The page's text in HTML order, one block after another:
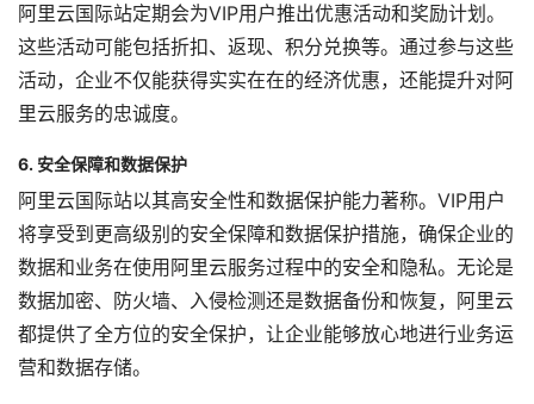
阿里云国际站定期会为VIP用户推出优惠活动和奖励计划。
这些活动可能包括折扣、返现、积分兑换等。通过参与这些
活动，企业不仅能获得实实在在的经济优惠，还能提升对阿
里云服务的忠诚度。
6. 安全保障和数据保护
阿里云国际站以其高安全性和数据保护能力著称。VIP用户
将享受到更高级别的安全保障和数据保护措施，确保企业的
数据和业务在使用阿里云服务过程中的安全和隐私。无论是
数据加密、防火墙、入侵检测还是数据备份和恢复，阿里云
都提供了全方位的安全保护，让企业能够放心地进行业务运
营和数据存储。